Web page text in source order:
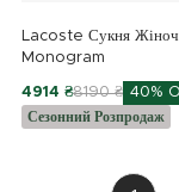
Lacoste Сукня
Monogram
4914 ₴8190 ₴ 40%
Сезонний Розпродаж